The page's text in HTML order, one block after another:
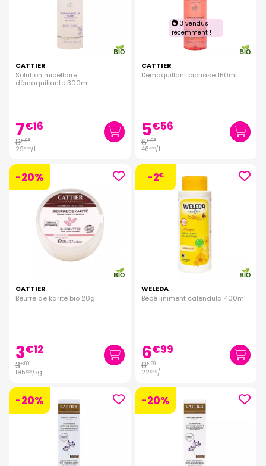
CATTIER
Solution micellaire
démaquillante 300ml
7€16
8€95
29€83/l.
3 vendus
récemment !
CATTIER
Démaquillant biphase 150ml
5€56
6€95
46€33/l.
-20%
CATTIER
Beurre de karité bio 20g
3€12
3€90
195€00/kg
-2€
WELEDA
Bébé liniment calendula 400ml
6€99
8€99
22€48/l.
-20% -20%